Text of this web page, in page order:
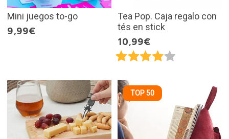
Mini juegos to-go
9,99€
Tea Pop. Caja regalo con
tés en stick
10,99€
TOP 50